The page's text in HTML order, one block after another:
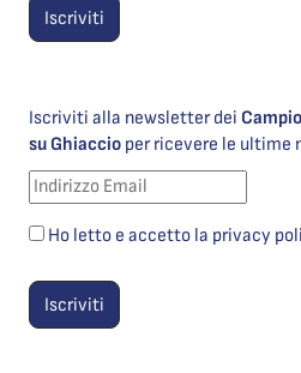
Iscriviti alla newsletter dei
su Ghiaccio per ricevere le ultime
Ho letto e accetto la privacy